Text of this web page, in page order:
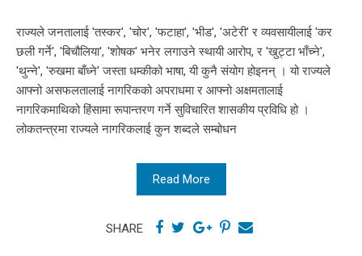
राज्यले जनतालाई 'तस्कर', 'चोर', 'फटाहा', 'भीड', 'अटेरी' र व्यवसायीलाई 'कर
छली गर्ने', 'बिचौलिया', 'शोषक' भनेर लगाउने स्थायी आरोप, र 'खुट्टा भाँच्ने',
'थुन्ने', 'रुखमा बाँध्ने' जस्ता धम्कीको भाषा, यी कुनै संयोग होइनन् । यो राज्यले
आफ्नो असफलतालाई नागरिकको अपराधमा र आफ्नो अक्षमतालाई
नागरिकमाथिको हिंसामा रूपान्तरण गर्ने सुविचारित शासकीय प्रविधि हो ।
लोकतन्त्रमा राज्यले नागरिकलाई कुन शब्दले सम्बोधन
Read More
SHARE